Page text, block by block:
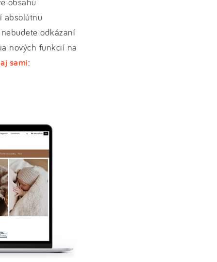
absolútnu
odkázaní
nových funkcií na
sami: